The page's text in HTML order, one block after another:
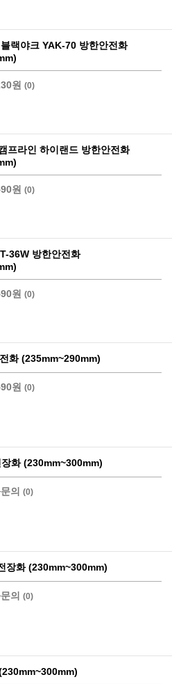
랙야크 YAK-70 방한안전화
원 (0)
프라인 하이랜드 방한안전화
원 (0)
36W 방한안전화
원 (0)
화 (235mm~290mm)
원 (0)
화 (230mm~300mm)
의 (0)
장화 (230mm~300mm)
의 (0)